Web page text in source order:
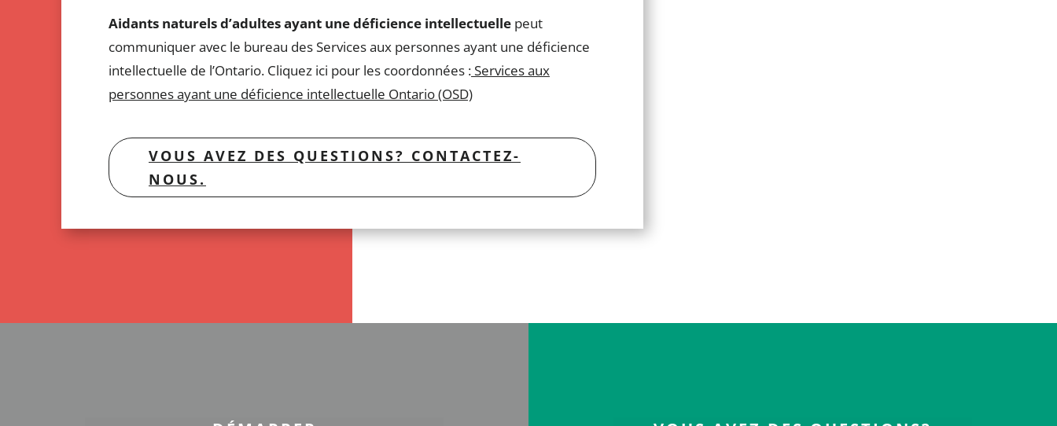
Aidants naturels d’adultes ayant une déficience intellectuellepeut
communiquer avec le bureau des Services aux personnes ayant une déficience
intellectuelle de l’Ontario. Cliquez ici pour les coordonnées :Services aux
personnes ayant une déficience intellectuelle Ontario (OSD)
VOUS AVEZ DES QUESTIONS? CONTACTEZ-
NOUS.